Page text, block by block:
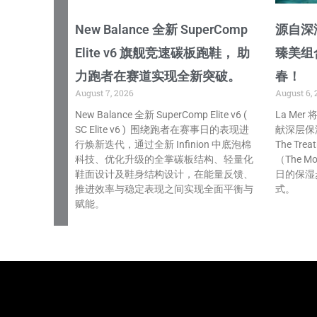
New Balance 全新 SuperComp
Elite v6 旗舰竞速碳板跑鞋， 助
力跑者在赛道实现全新突破。
August 7, 2026
New Balance 全新 SuperComp Elite v6 (
SC Elite v6 ) 围绕跑者在赛事日的表现进
行焕新迭代，通过全新 Infinion 中底泡棉
科技、优化升级的全掌碳板结构、轻量化
鞋面设计及鞋身结构设计，在能量反馈、
推进效率与稳定表现之间实现全面平衡与
赋能。
源自深
臻美组
春！
August 6,
La Mer
献深层
The
（The
日的保
式。